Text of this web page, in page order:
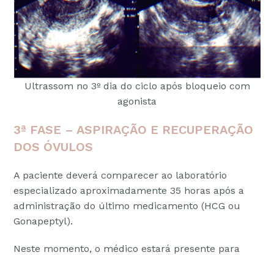
Ultrassom no 3º dia do ciclo após bloqueio com
agonista
3ª FASE – ASPIRAÇÃO E RECUPERAÇÃO
DOS ÓVULOS
A paciente deverá comparecer ao laboratório
especializado aproximadamente 35 horas após a
administração do último medicamento (HCG ou
Gonapeptyl).
Neste momento, o médico estará presente para